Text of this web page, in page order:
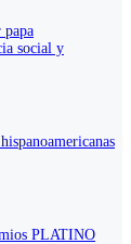
papa
social y
PLATINO